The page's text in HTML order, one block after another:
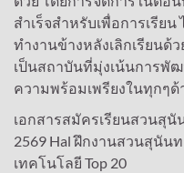
สำเร็จสำหรับเพื่อการเรีย
ทำงานข้างหลังเลิกเรียน
เป็นสถาบันที่มุ่งเน้นการ
ความพร้อมเพรียงในทุกๆ
เอกสารสมัครเรียนสวนสุนัน
2569 Hal ฝึกงานสวนสุนัน
เทคโนโลยี Top 20